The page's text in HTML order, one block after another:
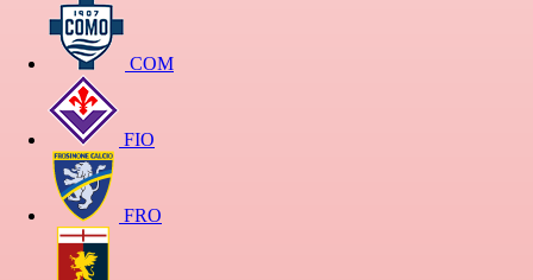
COM
FIO
FRO